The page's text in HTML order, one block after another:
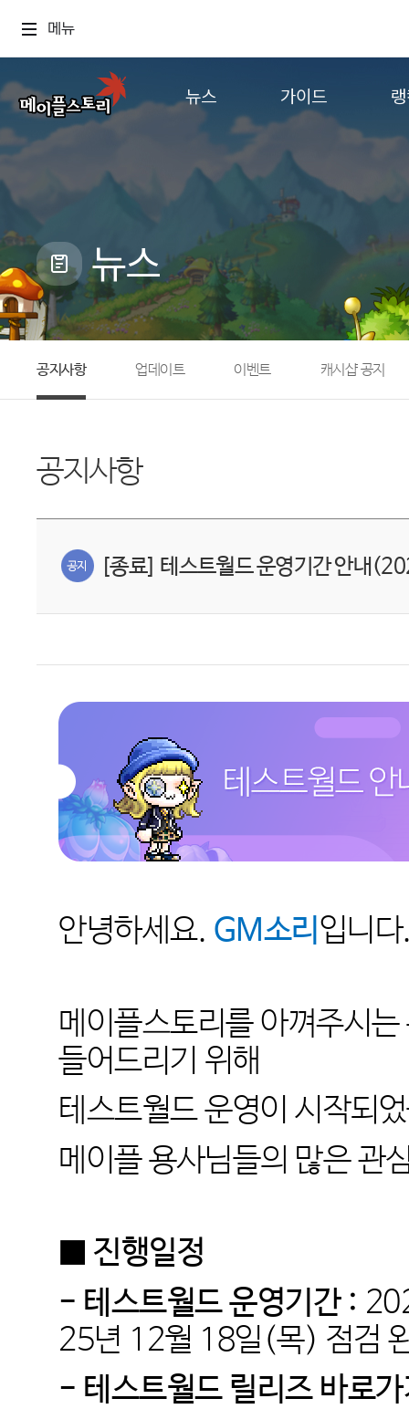
메뉴
뉴스
공지사항
업데이트
캐시샵 공지
메이플 알림판
with maple
가이드
게임정보
직업소개
확률형 아이템
NEXON NOW
뉴스
공지사항 업데이트 이벤트 캐시샵 공지
공지사항
[종료] 테스트월드 운영기간 안내
안녕하세요. GM소리 입니
메이플스토리를 아껴주시
들어드리기 위해
테스트월드 운영이 시작되
메이플 용사님들의 많은 관
■ 진행일정
- 테스트월드 운영기간 :
25년 12월 18일(목) 점검
- 테스트월드 릴리즈 바로